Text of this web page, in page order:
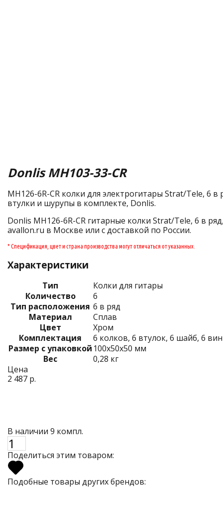
Donlis MH103-33-CR
MH126-6R-CR колки для электрогитары Strat/Tele, 6
втулки и шурупы в комплекте, Donlis.
Donlis MH126-6R-CR гитарные колки Strat/Tele, 6 в
avallon.ru в Москве или с доставкой по России.
* Спецификация, цвет и страна производства могут отличаться от указанных.
Характеристики
Тип
Колки для гитары
Количество
6
Тип расположения 6 в ряд
Материал
Сплав
Цвет
Хром
Комплектация
6 колков, 6 втулок, 6 шайб, 6
Размер с упаковкой 100х50х50 мм
Вес
0,28 кг
Цена
2 487 р.
В наличии 9 компл.
Поделиться этим товаром:
Подобные товары других брендов: